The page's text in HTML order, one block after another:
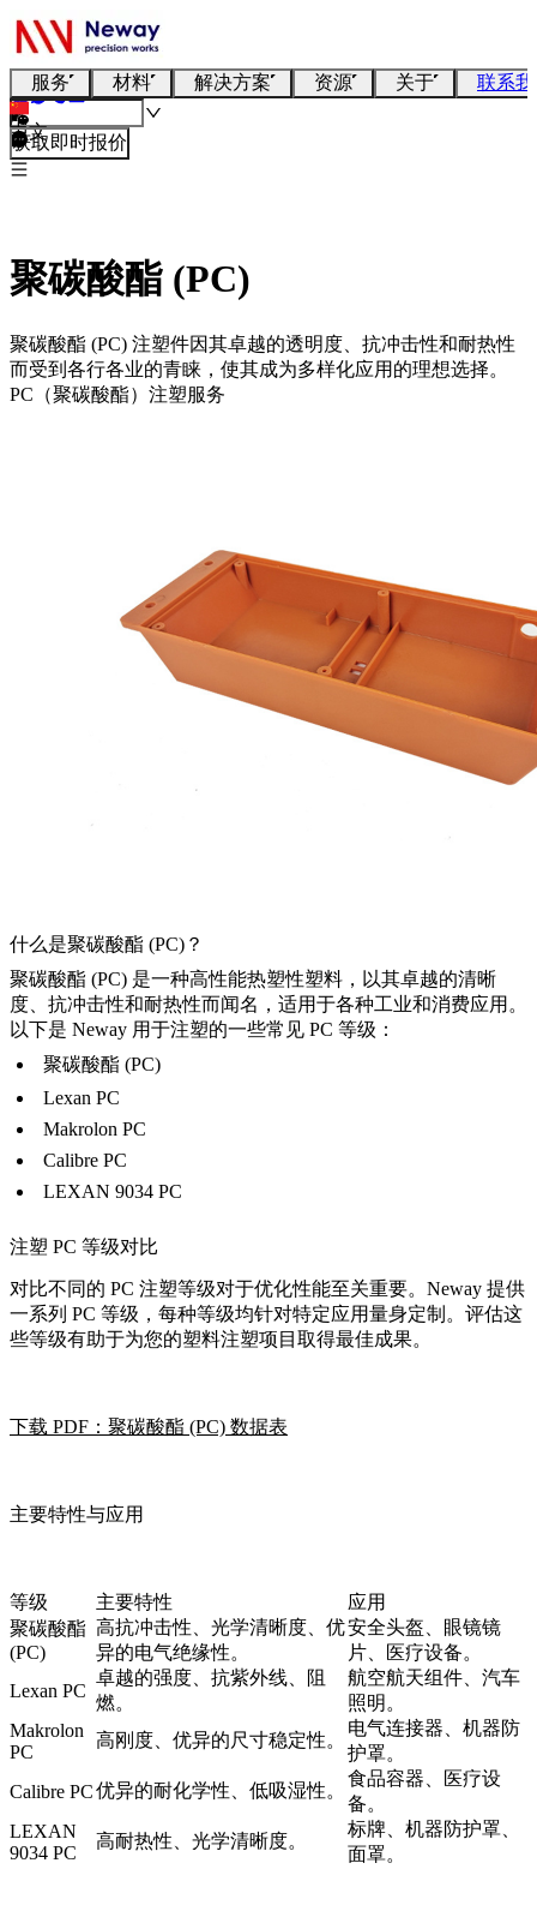
服务 材料 解决方案 资源 关于 联系
中文
获取即时报价
聚碳酸酯 (PC)
聚碳酸酯 (PC) 注塑件因其卓越的透明度、抗冲击性和耐热性
而受到各行各业的青睐，使其成为多样化应用的理想选择。
PC（聚碳酸酯）注塑服务
什么是聚碳酸酯 (PC)？
聚碳酸酯 (PC) 是一种高性能热塑性塑料，以其卓越的清晰
度、抗冲击性和耐热性而闻名，适用于各种工业和消费应用。
以下是 Neway 用于注塑的一些常见 PC 等级：
聚碳酸酯 (PC)
Lexan PC
Makrolon PC
Calibre PC
LEXAN 9034 PC
注塑 PC 等级对比
对比不同的 PC 注塑等级对于优化性能至关重要。Neway 提供
一系列 PC 等级，每种等级均针对特定应用量身定制。评估这
些等级有助于为您的塑料注塑项目取得最佳成果。
下载 PDF：聚碳酸酯 (PC) 数据表
主要特性与应用
等级 主要特性
应用
聚碳酸酯
(PC)
高抗冲击性、光学清晰度、优
异的电气绝缘性。
安全头盔、眼镜镜
片、医疗设备。
Lexan PC
卓越的强度、抗紫外线、阻
燃。
航空航天组件、汽车
照明。
Makrolon
PC
高刚度、优异的尺寸稳定性。
电气连接器、机器防
护罩。
Calibre PC优异的耐化学性、低吸湿性。
食品容器、医疗设
备。
LEXAN
9034 PC
高耐热性、光学清晰度。
标牌、机器防护罩、
面罩。